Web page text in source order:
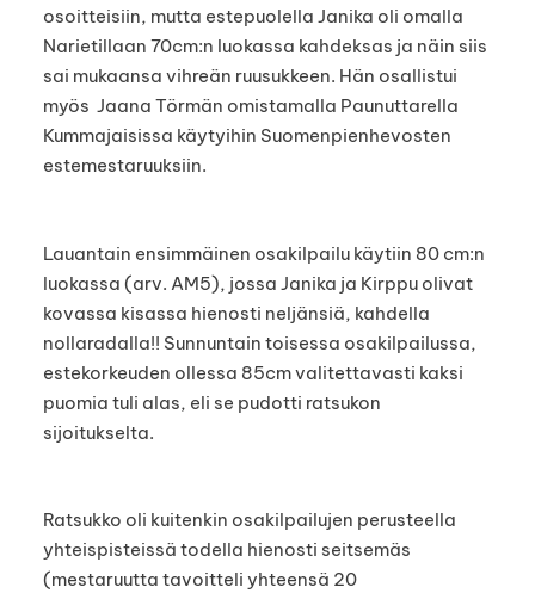
osoitteisiin, mutta estepuolella Janika oli omalla
Narietillaan 70cm:n luokassa kahdeksas ja näin siis
sai mukaansa vihreän ruusukkeen. Hän osallistui
myös Jaana Törmän omistamalla Paunuttarella
Kummajaisissa käytyihin Suomenpienhevosten
estemestaruuksiin.
Lauantain ensimmäinen osakilpailu käytiin 80 cm:n
luokassa (arv. AM5), jossa Janika ja Kirppu olivat
kovassa kisassa hienosti neljänsiä, kahdella
nollaradalla!! Sunnuntain toisessa osakilpailussa,
estekorkeuden ollessa 85cm valitettavasti kaksi
puomia tuli alas, eli se pudotti ratsukon
sijoitukselta.
Ratsukko oli kuitenkin osakilpailujen perusteella
yhteispisteissä todella hienosti seitsemäs
(mestaruutta tavoitteli yhteensä 20